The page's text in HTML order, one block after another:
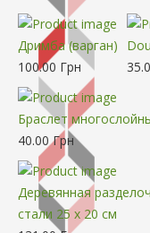
Дримба (варган)
100.00 Грн
Браслет
40.00 Грн
Деревянная
стали 25 х 20 см